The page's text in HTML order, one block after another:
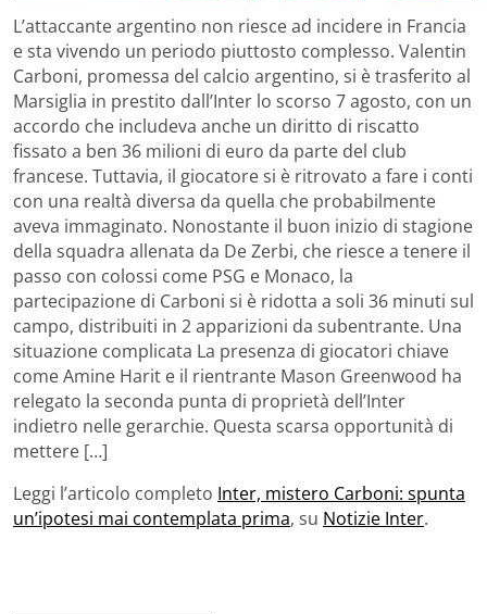
L’attaccante argentino non riesce ad incidere in Francia
e sta vivendo un periodo piuttosto complesso. Valentin
Carboni, promessa del calcio argentino, si è trasferito al
Marsiglia in prestito dall’Inter lo scorso 7 agosto, con un
accordo che includeva anche un diritto di riscatto
fissato a ben 36 milioni di euro da parte del club
francese. Tuttavia, il giocatore si è ritrovato a fare i conti
con una realtà diversa da quella che probabilmente
aveva immaginato. Nonostante il buon inizio di stagione
della squadra allenata da De Zerbi, che riesce a tenere il
passo con colossi come PSG e Monaco, la
partecipazione di Carboni si è ridotta a soli 36 minuti sul
campo, distribuiti in 2 apparizioni da subentrante. Una
situazione complicata La presenza di giocatori chiave
come Amine Harit e il rientrante Mason Greenwood ha
relegato la seconda punta di proprietà dell’Inter
indietro nelle gerarchie. Questa scarsa opportunità di
mettere […]
Leggi l’articolo completo Inter, mistero Carboni: spunta
un’ipotesi mai contemplata prima, su Notizie Inter.